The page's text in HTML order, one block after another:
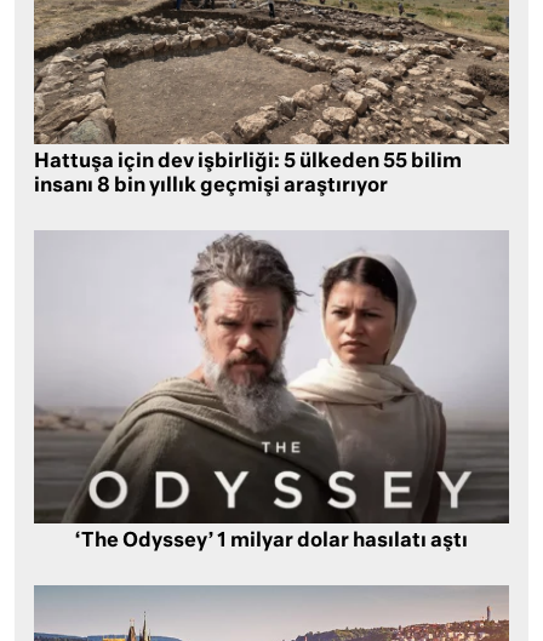
Hattuşa için dev işbirliği: 5 ülkeden 55 bilim
insanı 8 bin yıllık geçmişi araştırıyor
‘The Odyssey’ 1 milyar dolar hasılatı aştı